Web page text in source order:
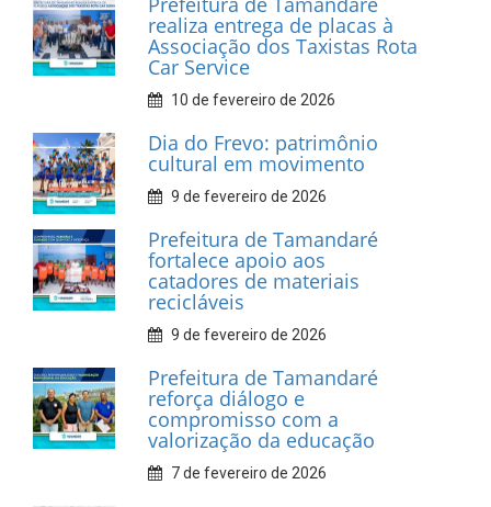
INFORMATIVOS
Prefeitura de Tamandaré
realiza entrega de placas à
Associação dos Taxistas Rota
Car Service
10 de fevereiro de 2026